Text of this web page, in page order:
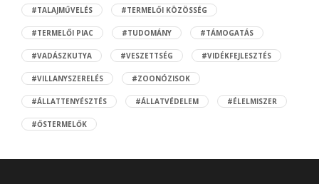
#TALAJMŰVELÉS #TERMELŐI KÖZÖSSÉG
#TERMELŐI PIAC #TUDOMÁNY #TÁMOGATÁS
#VADÁSZKUTYA #VESZETTSÉG #VIDÉKFEJLESZTÉS
#VILLANYSZERELÉS #ZOONÓZISOK
#ÁLLATTENYÉSZTÉS #ÁLLATVÉDELEM #ÉLELMISZER
#ŐSTERMELŐK